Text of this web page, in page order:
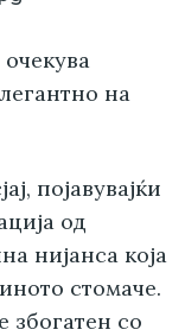
очекува
на
појавувајќи
од
нијанса која
стомаче.
збогатен со